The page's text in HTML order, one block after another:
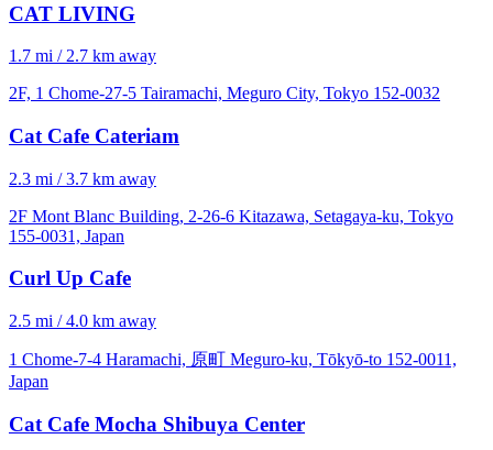
CAT LIVING
1.7 mi / 2.7 km away
2F, 1 Chome-27-5 Tairamachi, Meguro City, Tokyo 152-0032
Cat Cafe Cateriam
2.3 mi / 3.7 km away
2F Mont Blanc Building, 2-26-6 Kitazawa, Setagaya-ku, Tokyo
155-0031, Japan
Curl Up Cafe
2.5 mi / 4.0 km away
1 Chome-7-4 Haramachi, 原町 Meguro-ku, Tōkyō-to 152-0011,
Japan
Cat Cafe Mocha Shibuya Center